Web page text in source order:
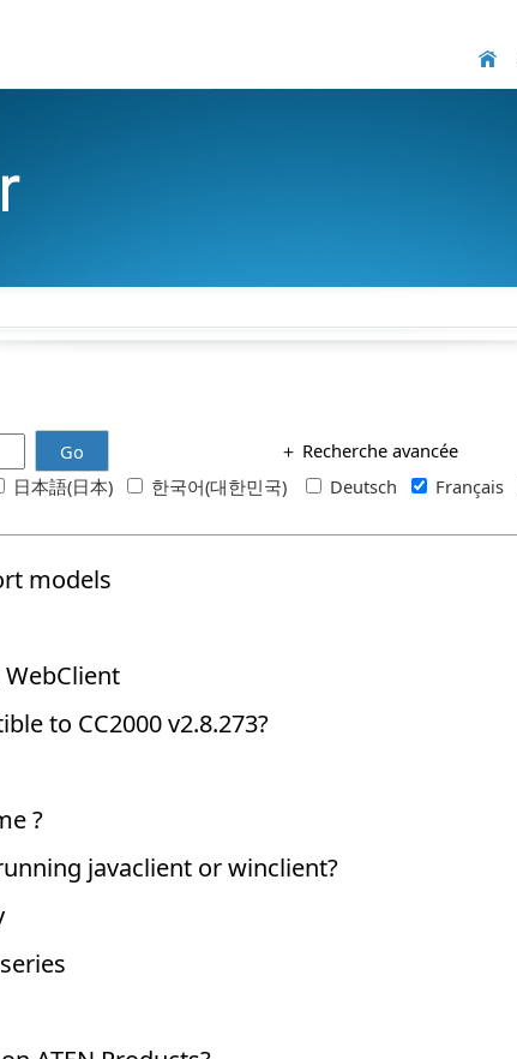
Go ＋ Recherche avancée
日本語(日本) 한국어(대한민국) Deutsch Français